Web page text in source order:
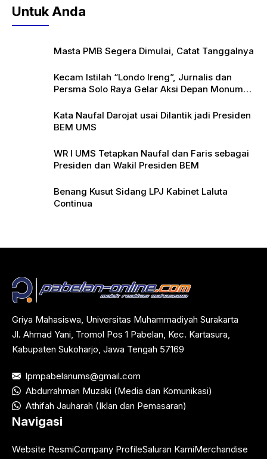
Untuk Anda
Masta PMB Segera Dimulai, Catat Tanggalnya
Kecam Istilah “Londo Ireng”, Jurnalis dan
Persma Solo Raya Gelar Aksi Depan Monumen
Kata Naufal Darojat usai Dilantik jadi Presiden
BEM UMS
WR I UMS Tetapkan Naufal dan Faris sebagai
Presiden dan Wakil Presiden BEM
Benang Kusut Sidang LPJ Kabinet Laluta
Continua
Griya Mahasiswa, Universitas Muhammadiyah Surakarta
Jl. Ahmad Yani, Tromol Pos 1 Pabelan, Kec. Kartasura,
Kabupaten Sukoharjo, Jawa Tengah 57169
lpmpabelanums@gmail.com
Abdurrahman Muzaki (Media dan Komunikasi)
Athifah Jauharah (Iklan dan Pemasaran)
Navigasi
Website ResmiCompany ProfileSaluran KamiMerchandise